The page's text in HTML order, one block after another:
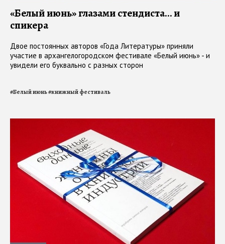
«Белый июнь» глазами стендиста… и
спикера
Двое постоянных авторов «Года Литературы» приняли
участие в архангелогородском фестивале «Белый июнь» - и
увидели его буквально с разных сторон
#Белый июнь#книжный фестиваль